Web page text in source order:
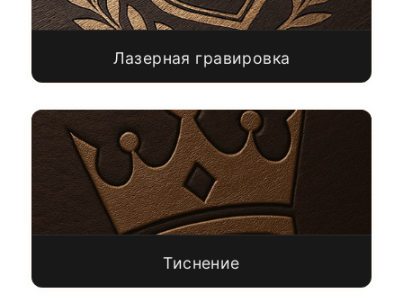
Лазерная гравировка
Тиснение